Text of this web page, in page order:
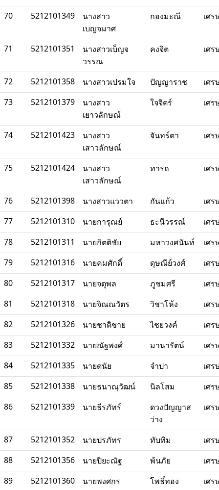
70
5212101349
นางสาว
เบญจมาศ
กองมะณี เศ
71 5212101351
นางสาวเบ็ญจ
วรรณ
คงจิต เศ
72 5212101358 นางสาวเปรมใจ ปัญญาราช
เศ
73
5212101379
นางสาว
เยาวลักษณ์
ใจจิตร์ เศ
74 5212101423
นางสาว
เสาวลักษณ์
จันทร์ตา เศ
75 5212101424
นางสาว
เสาวลักษณ์
ทารถ เศ
76 5212101398 นางสาวแววตา กันแก้ว
เศ
77
5212101310 นายการุณย์ ธะนีวรรณ์
เศ
78
5212101311 นายกิตติชัย มหาวงศนันท์
เศ
79
5212101316 นายคมศักดิ์ ดุษณีย์วงศ์
เศ
80
5212101317 นายจตุพล ภูชมศรี
เศ
81
5212101318 นายจิณณวัตร วิชาโห้ง
เศ
82
5212101326 นายชาติชาย ไชยวงค์
เศ
83
5212101332 นายณัฐพงศ์ มานารัตน์
เศ
84
5212101335 นายดนัย จำปา
เศ
85
5212101338 นายธนาณุวัฒน์ นิลโสม
เศ
86
5212101339 นายธีรภัทร์
ดวงปัญญาส
ว่าง
เศ
87 5212101352 นายปรภัทร ทับทิม
เศ
88
5212101356 นายปิยะณัฐ พ้นภัย
เศ
89
5212101360 นายพงศกร โพธิ์ทอง
เศ